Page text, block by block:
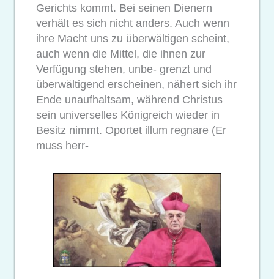
Gerichts kommt. Bei seinen Dienern
verhält es sich nicht anders. Auch wenn
ihre Macht uns zu überwältigen scheint,
auch wenn die Mittel, die ihnen zur
Verfügung stehen, unbe- grenzt und
überwältigend erscheinen, nähert sich ihr
Ende unaufhaltsam, während Christus
sein universelles Königreich wieder in
Besitz nimmt. Oportet illum regnare (Er
muss herr-